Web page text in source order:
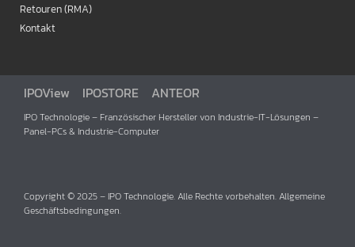
Retouren (RMA)
Kontakt
IPOView IPOSTORE ANTEOR
IPO Technologie – Französischer Hersteller von Industrie-IT-Lösungen –
Panel-PCs & Industrie-Computer
Copyright © 2025 – IPO Technologie. Alle Rechte vorbehalten. Allgemeine
Geschäftsbedingungen.